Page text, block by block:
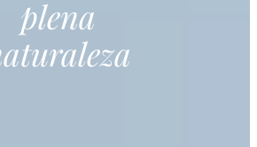
plena